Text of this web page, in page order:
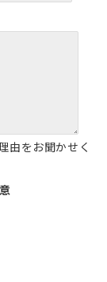
由をお聞かせく